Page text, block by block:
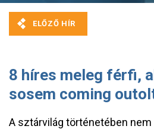
8 híres meleg férfi,
sosem coming
A sztárvilág történetében